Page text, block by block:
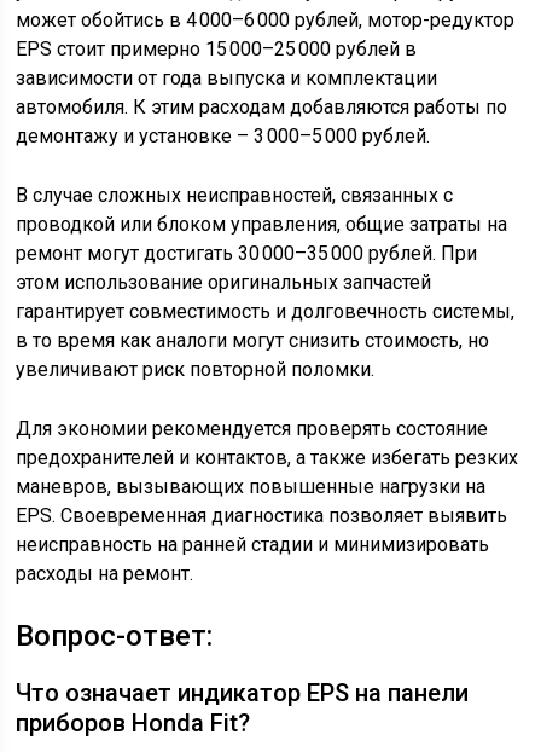
может обойтись в 4 000–6 000 рублей, мотор-редуктор
EPS стоит примерно 15 000–25 000 рублей в
зависимости от года выпуска и комплектации
автомобиля. К этим расходам добавляются работы по
демонтажу и установке – 3 000–5 000 рублей.
В случае сложных неисправностей, связанных с
проводкой или блоком управления, общие затраты на
ремонт могут достигать 30 000–35 000 рублей. При
этом использование оригинальных запчастей
гарантирует совместимость и долговечность системы,
в то время как аналоги могут снизить стоимость, но
увеличивают риск повторной поломки.
Для экономии рекомендуется проверять состояние
предохранителей и контактов, а также избегать резких
маневров, вызывающих повышенные нагрузки на
EPS. Своевременная диагностика позволяет выявить
неисправность на ранней стадии и минимизировать
расходы на ремонт.
Вопрос-ответ:
Что означает индикатор EPS на панели
приборов Honda Fit?